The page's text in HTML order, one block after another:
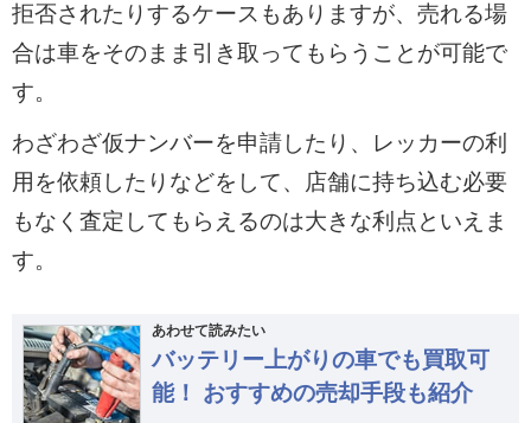
拒否されたりするケースもありますが、売れる場
合は車をそのまま引き取ってもらうことが可能で
す。
わざわざ仮ナンバーを申請したり、レッカーの利
用を依頼したりなどをして、店舗に持ち込む必要
もなく査定してもらえるのは大きな利点といえま
す。
あわせて読みたい
バッテリー上がりの車でも買取可
能！ おすすめの売却手段も紹介